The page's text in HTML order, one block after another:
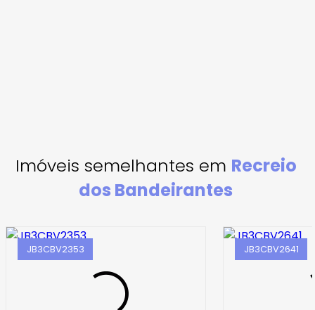
Imóveis semelhantes em Recreio
dos Bandeirantes
JB3CBV2353 JB3CBV2641